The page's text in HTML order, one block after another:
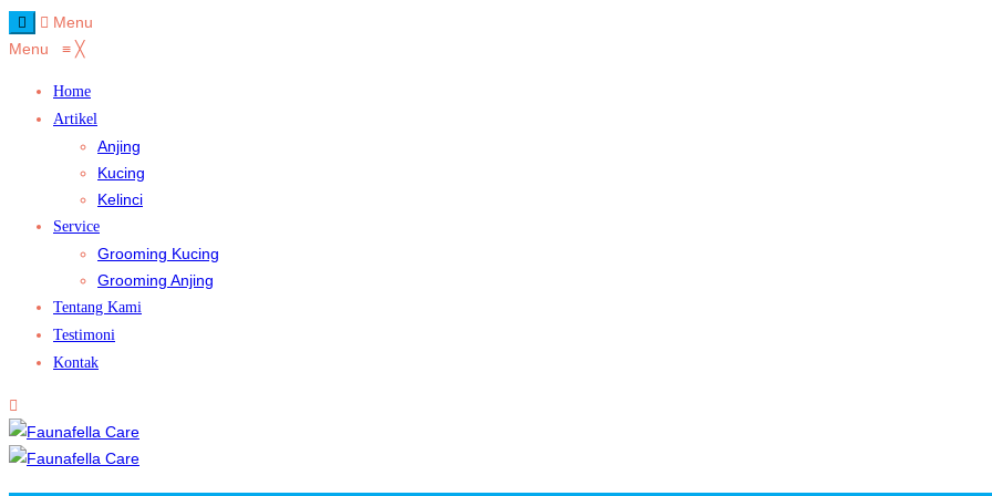
Menu
Menu ≡ ╳
Home
Artikel
Anjing
Kucing
Kelinci
Service
Grooming Kucing
Grooming Anjing
Tentang Kami
Testimoni
Kontak